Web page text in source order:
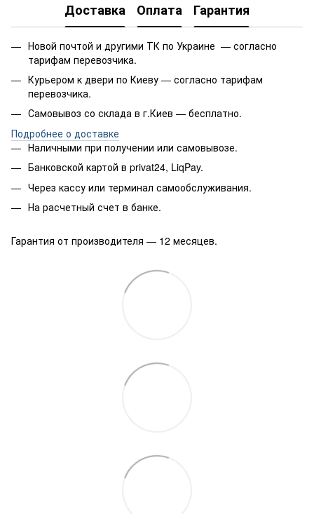
Доставка Оплата Гарантия
Новой почтой и другими ТК по Украине — согласно
тарифам перевозчика.
Курьером к двери по Киеву — согласно тарифам
перевозчика.
Самовывоз со склада в г.Киев — бесплатно.
Подробнее о доставке
Наличными при получении или самовывозе.
Банковской картой в privat24, LiqPay.
Через кассу или терминал самообслуживания.
На расчетный счет в банке.
Гарантия от производителя — 12 месяцев.